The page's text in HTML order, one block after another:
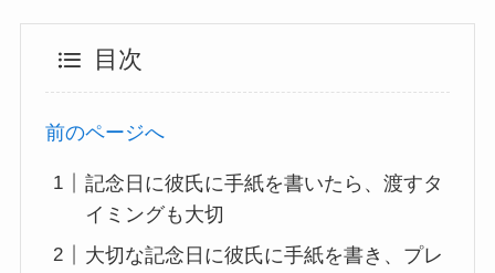
目次
前のページへ
記念日に彼氏に手紙を書いたら、渡すタ
イミングも大切
大切な記念日に彼氏に手紙を書き、プレ